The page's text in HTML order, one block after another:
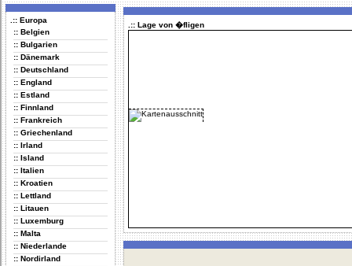
.:: Europa
:: Belgien
:: Bulgarien
:: Dänemark
:: Deutschland
:: England
:: Estland
:: Finnland
:: Frankreich
:: Griechenland
:: Irland
:: Island
:: Italien
:: Kroatien
:: Lettland
:: Litauen
:: Luxemburg
:: Malta
:: Niederlande
:: Nordirland
.:: Lage von �fligen